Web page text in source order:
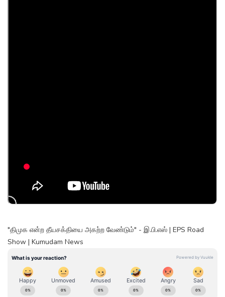
"திமுக என்ற தீயசக்தியை அகற்ற வேண்டும்" - இ.பி.எஸ் | EPS Road
Show | Kumudam News